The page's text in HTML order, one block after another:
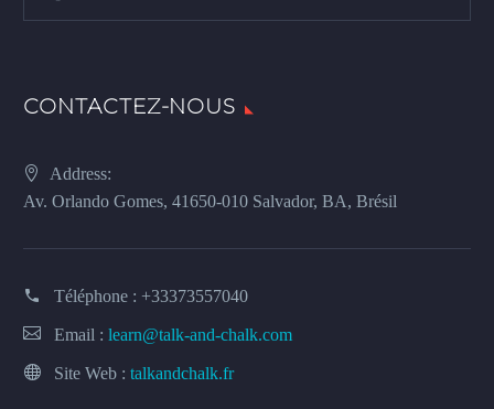
CONTACTEZ-NOUS
Address:
Av. Orlando Gomes, 41650-010 Salvador, BA, Brésil
Téléphone : +33373557040
Email : learn@talk-and-chalk.com
Site Web : talkandchalk.fr